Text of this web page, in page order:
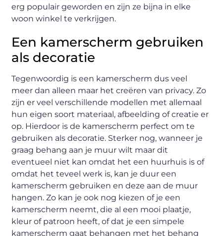
erg populair geworden en zijn ze bijna in elke
woon winkel te verkrijgen.
Een kamerscherm gebruiken
als decoratie
Tegenwoordig is een kamerscherm dus veel
meer dan alleen maar het creëren van privacy. Zo
zijn er veel verschillende modellen met allemaal
hun eigen soort materiaal, afbeelding of creatie er
op. Hierdoor is de kamerscherm perfect om te
gebruiken als decoratie. Sterker nog, wanneer je
graag behang aan je muur wilt maar dit
eventueel niet kan omdat het een huurhuis is of
omdat het teveel werk is, kan je duur een
kamerscherm gebruiken en deze aan de muur
hangen. Zo kan je ook nog kiezen of je een
kamerscherm neemt, die al een mooi plaatje,
kleur of patroon heeft, of dat je een simpele
kamerscherm gaat behangen met het behang